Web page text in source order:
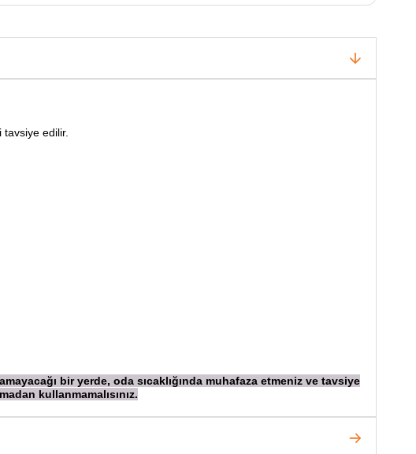
edilir.
bir yerde, oda sıcaklığında muhafaza etmeniz ve tavsiye
kullanmamalısınız.